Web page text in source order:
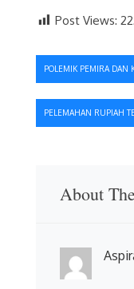
Post Views:
Navigasi
pos
POLEMIK PEMIRA DAN
PELEMAHAN RUPIAH
About